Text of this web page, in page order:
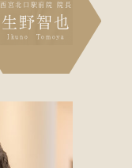
西宮北口駅前院 院長
生野智也
Ikuno Tomoya